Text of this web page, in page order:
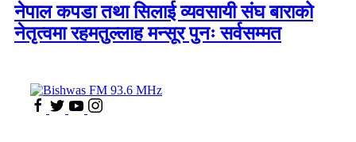
नेपाल कपडा तथा सिलाई व्यवसायी संघ बाराको
नेतृत्वमा रहमतुल्लाह मन्सूर पुनः सर्वसम्मत